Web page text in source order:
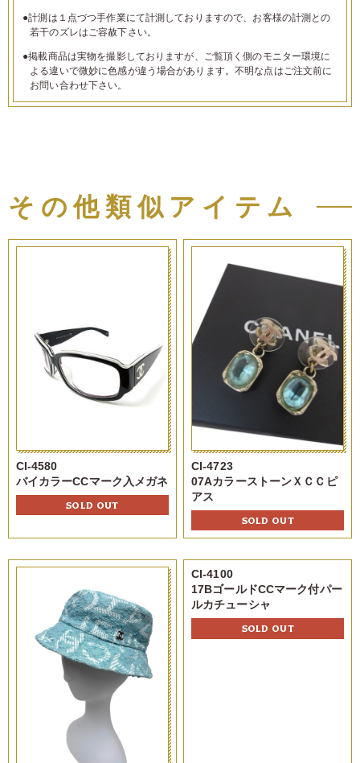
●計測は１点づつ手作業にて計測しておりますので、お客様の計測との
若干のズレはご容赦下さい。
●掲載商品は実物を撮影しておりますが、ご覧頂く側のモニター環境に
よる違いで微妙に色感が違う場合があります。不明な点はご注文前に
お問い合わせ下さい。
その他類似アイテム
CI-4580
バイカラーCCマーク入メガネ
SOLD OUT
CI-4723
07AカラーストーンＸＣＣピ
アス
SOLD OUT
CI-4100
17BゴールドCCマーク付パー
ルカチューシャ
SOLD OUT